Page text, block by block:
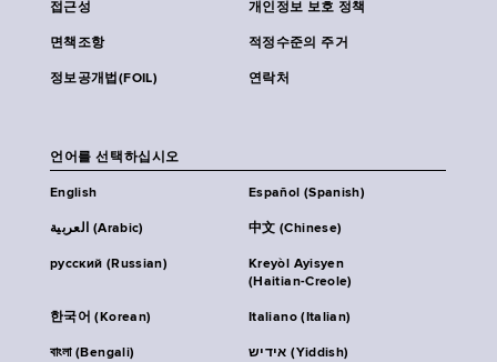
접근성 개인정보 보호 정책
면책조항 적정수준의 주거
정보공개법(FOIL) 연락처
언어를 선택하십시오
English Español (Spanish)
العربية (Arabic) 中文 (Chinese)
русский (Russian)
Kreyòl Ayisyen
(Haitian-Creole)
한국어 (Korean) Italiano (Italian)
বাংলা (Bengali) אידיש (Yiddish)